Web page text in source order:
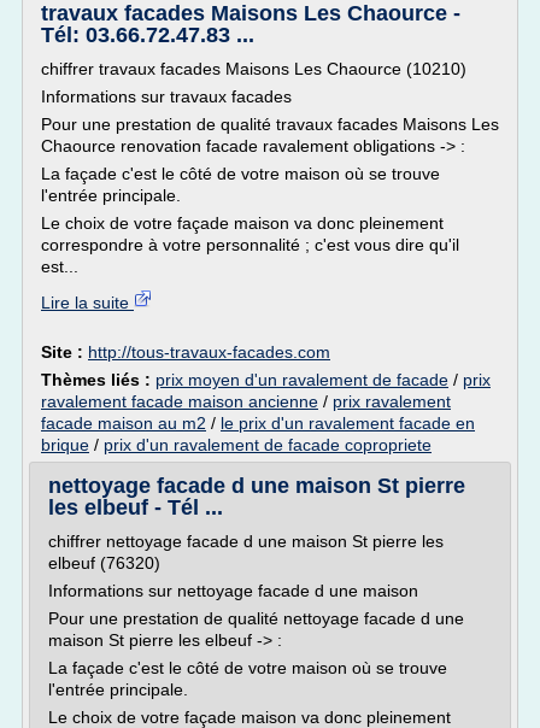
travaux facades Maisons Les Chaource -
Tél: 03.66.72.47.83 ...
chiffrer travaux facades Maisons Les Chaource (10210)
Informations sur travaux facades
Pour une prestation de qualité travaux facades Maisons Les
Chaource renovation facade ravalement obligations -> :
La façade c'est le côté de votre maison où se trouve
l'entrée principale.
Le choix de votre façade maison va donc pleinement
correspondre à votre personnalité ; c'est vous dire qu'il
est...
Lire la suite
Site : http://tous-travaux-facades.com
Thèmes liés : prix moyen d'un ravalement de facade / prix
ravalement facade maison ancienne / prix ravalement
facade maison au m2 / le prix d'un ravalement facade en
brique / prix d'un ravalement de facade copropriete
nettoyage facade d une maison St pierre
les elbeuf - Tél ...
chiffrer nettoyage facade d une maison St pierre les
elbeuf (76320)
Informations sur nettoyage facade d une maison
Pour une prestation de qualité nettoyage facade d une
maison St pierre les elbeuf -> :
La façade c'est le côté de votre maison où se trouve
l'entrée principale.
Le choix de votre façade maison va donc pleinement